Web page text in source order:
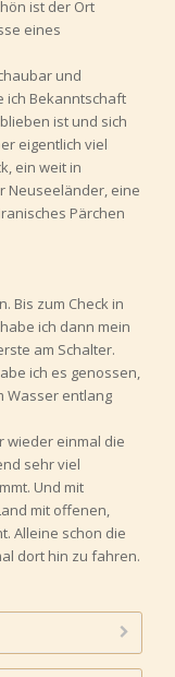
ist der Ort
eines
und
ich Bekanntschaft
ist und sich
eigentlich viel
ein weit in
Neuseeländer, eine
Pärchen
Bis zum Check in
ich dann mein
am Schalter.
ich es genossen,
Wasser entlang
wieder einmal die
sehr viel
Und mit
mit offenen,
Alleine schon die
dort hin zu fahren.